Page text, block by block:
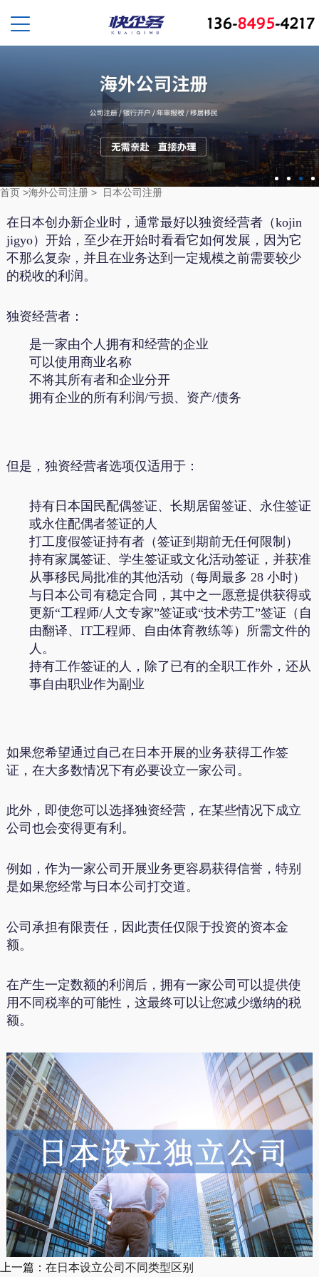
首页 >海外公司注册 > 日本公司注册
在日本创办新企业时，通常最好以独资经营者（kojin
jigyo）开始，至少在开始时看看它如何发展，因为它
不那么复杂，并且在业务达到一定规模之前需要较少
的税收的利润。
独资经营者：
是一家由个人拥有和经营的企业
可以使用商业名称
不将其所有者和企业分开
拥有企业的所有利润/亏损、资产/债务
但是，独资经营者选项仅适用于：
持有日本国民配偶签证、长期居留签证、永住签证
或永住配偶者签证的人
打工度假签证持有者（签证到期前无任何限制）
持有家属签证、学生签证或文化活动签证，并获准
从事移民局批准的其他活动（每周最多 28 小时）
与日本公司有稳定合同，其中之一愿意提供获得或
更新“工程师/人文专家”签证或“技术劳工”签证（自
由翻译、IT工程师、自由体育教练等）所需文件的
人。
持有工作签证的人，除了已有的全职工作外，还从
事自由职业作为副业
如果您希望通过自己在日本开展的业务获得工作签
证，在大多数情况下有必要设立一家公司。
此外，即使您可以选择独资经营，在某些情况下成立
公司也会变得更有利。
例如，作为一家公司开展业务更容易获得信誉，特别
是如果您经常与日本公司打交道。
公司承担有限责任，因此责任仅限于投资的资本金
额。
在产生一定数额的利润后，拥有一家公司可以提供使
用不同税率的可能性，这最终可以让您减少缴纳的税
额。
上一篇： 在日本设立公司不同类型区别